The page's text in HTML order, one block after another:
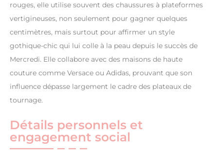
rouges, elle utilise souvent des chaussures à plateformes
vertigineuses, non seulement pour gagner quelques
centimètres, mais surtout pour affirmer un style
gothique-chic qui lui colle à la peau depuis le succès de
Mercredi. Elle collabore avec des maisons de haute
couture comme Versace ou Adidas, prouvant que son
influence dépasse largement le cadre des plateaux de
tournage.
Détails personnels et
engagement social